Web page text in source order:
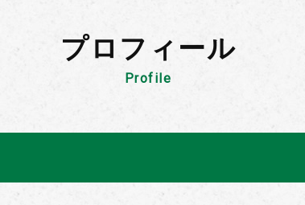
プロフィール
Profile